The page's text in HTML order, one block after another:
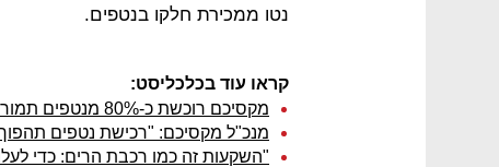
נטו ממכירת חלקו בנטפים.
קראו עוד בכלכליסט:
מקסיכם רוכשת כ-80% מנטפים תמורת 1.5 מיליארד דולר
מנכ"ל מקסיכם: "רכישת נטפים
"השקעות זה כמו רכבת הרים: כדי